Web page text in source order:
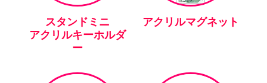
スタンドミニ
アクリルキーホルダ
ー
アクリルマグネット